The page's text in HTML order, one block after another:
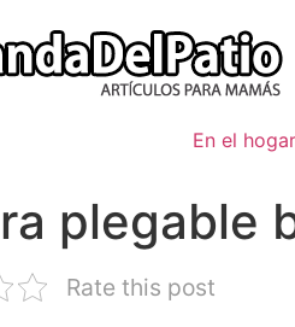
En el hogar
plegable
Rate this post